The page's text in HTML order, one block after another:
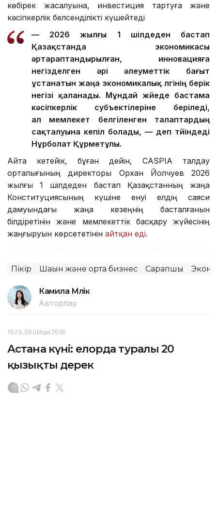
көбірек жасалуына, инвестиция тартуға және
кәсіпкерлік белсенділікті күшейтеді
— 2026 жылғы 1 шілдеден бастап
Қазақстанда экономикасы
әртараптандырылған, инновацияға
негізделген әрі әлеуметтік бағыт
ұстанатын жаңа экономикалық үлгінің берік
негізі қаланады. Мұндай жүйеде бастама
кәсіпкерлік субъектілеріне беріледі,
ал мемлекет белгіленген талаптардың
сақталуына кепіл болады, — деп түйіндеді
Нұрболат Құрметұлы.
Айта кетейік, бұған дейін, CASPIA талдау
орталығының директоры Орхан Йолчуев 2026
жылғы 1 шілдеден бастап Қазақстанның жаңа
Конституциясының күшіне енуі елдің саяси
дамуындағы жаңа кезеңнің басталғанын
білдіретінін және мемлекеттік басқару жүйесінің
жаңғыруын көрсететінін айтқан еді.
Пікір Шағын және орта бизнес Сарапшы
Камила Мүлік
Авторлар
10:23, 06 Шілде 2026
Астана күні: елорда туралы 20
қызықты дерек